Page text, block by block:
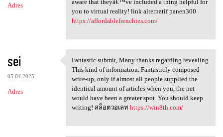
Adres
aware that theyâ€™ve included a thing helpful for
you to virtual reality! link alternatif panen300
https://affordablefrenchies.com/
sei
05.04.2025
Adres
Fantastic submit, Many thanks
Fantastic submit, Many thanks regarding revealing
This kind of information. Fantasticly composed
write-up, only if almost all people supplied the
identical amount of articles when you, the net
would have been a greater spot. You should keep
writing! สล็อตวอเลท https://win8th.com/